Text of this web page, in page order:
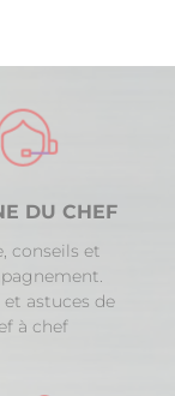
DU CHEF
conseils et
et astuces de
à chef